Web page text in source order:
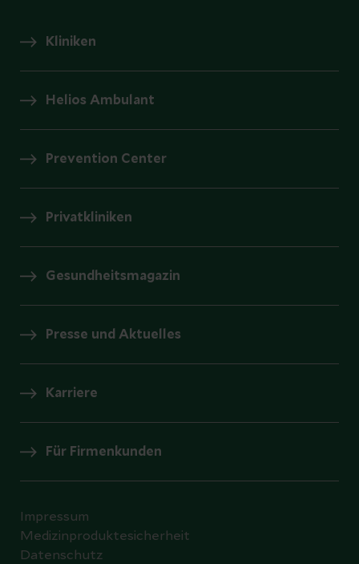
Kliniken
Helios Ambulant
Prevention Center
Privatkliniken
Gesundheitsmagazin
Presse und Aktuelles
Karriere
Für Firmenkunden
Impressum
Medizinproduktesicherheit
Datenschutz